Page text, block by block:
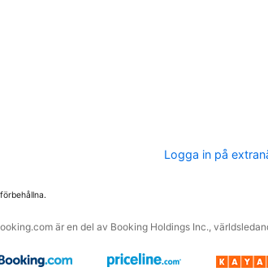
Logga in på
är en del av Booking Holdings Inc.,